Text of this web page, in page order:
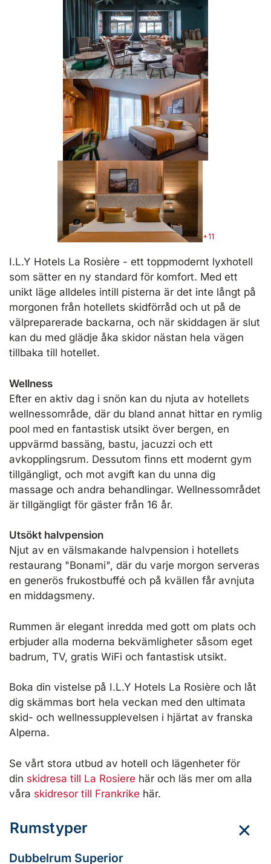
+11
I.L.Y Hotels La Rosière - ett toppmodernt lyxhotell
som sätter en ny standard för komfort. Med ett
unikt läge alldeles intill pisterna är det inte långt på
morgonen från hotellets skidförråd och ut på de
välpreparerade backarna, och när skiddagen är slut
kan du med glädje åka skidor nästan hela vägen
tillbaka till hotellet.
Wellness
Efter en aktiv dag i snön kan du njuta av hotellets
wellnessområde, där du bland annat hittar en rymlig
pool med en fantastisk utsikt över bergen, en
uppvärmd bassäng, bastu, jacuzzi och ett
avkopplingsrum. Dessutom finns ett modernt gym
tillgängligt, och mot avgift kan du unna dig
massage och andra behandlingar. Wellnessområdet
är tillgängligt för gäster från 16 år.
Utsökt halvpension
Njut av en välsmakande halvpension i hotellets
restaurang "Bonami", där du varje morgon serveras
en generös frukostbuffé och på kvällen får avnjuta
en middagsmeny.
Rummen är elegant inredda med gott om plats och
erbjuder alla moderna bekvämligheter såsom eget
badrum, TV, gratis WiFi och fantastisk utsikt.
Boka din vistelse på I.L.Y Hotels La Rosière och låt
dig skämmas bort hela veckan med den ultimata
skid- och wellnessupplevelsen i hjärtat av franska
Alperna.
Se vårt stora utbud av hotell och lägenheter för
din skidresa till La Rosiere här och läs mer om alla
våra skidresor till Frankrike här.
Rumstyper
Dubbelrum Superior